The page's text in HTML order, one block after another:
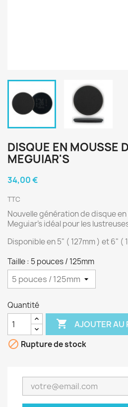
DISQUE EN MOUSSE
MEGUIAR'S
34,00 €
TTC
Nouvelle génération de disque
Meguiar's idéal pour les
Disponible en 5" ( 127mm ) et 6" (
Taille : 5 pouces / 125mm
Quantité
 AJOUTER AU
 Rupture de stock